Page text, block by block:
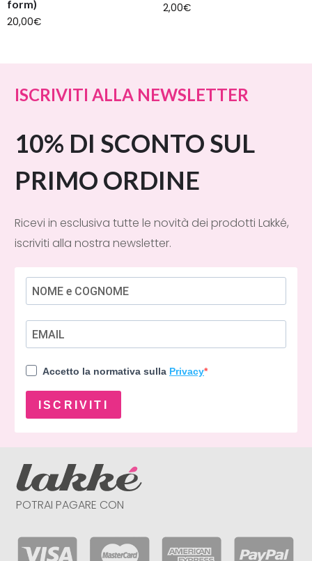
form)
20,00€
2,00€
ISCRIVITI ALLA NEWSLETTER
10% DI SCONTO SUL
PRIMO ORDINE
Ricevi in esclusiva tutte le novità dei prodotti Lakké,
iscriviti alla nostra newsletter.
Accetto la normativa sulla Privacy
ISCRIVITI
POTRAI PAGARE CON